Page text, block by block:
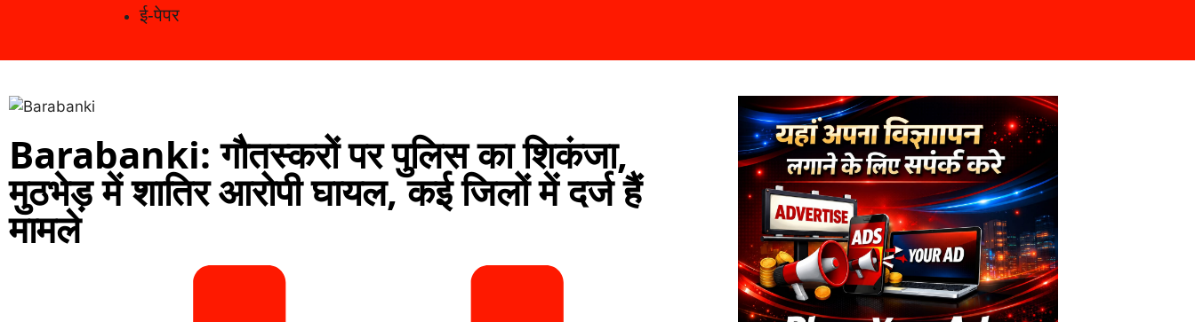
ई-पेपर
Barabanki: गौतस्करों पर पुलिस का शिकंजा,
मुठभेड़ में शातिर आरोपी घायल, कई जिलों में दर्ज हैं
मामले